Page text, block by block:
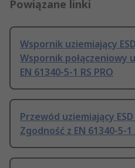
Powiązane linki
Wspornik uziemiający
Wspornik połączeniowy
EN 61340-5-1 RS PRO
Przewód uziemiający
Zgodność z EN 61340-5-1